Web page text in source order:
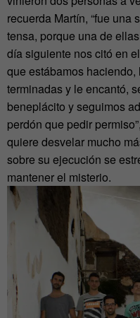
recuerda Martín, “fue una
tensa, porque una de
día siguiente nos citó en
que estábamos
terminadas y le encantó,
beneplácito y seguimos
perdón que pedir
quiere desvelar mucho
sobre su ejecución se
mantener el misterio.